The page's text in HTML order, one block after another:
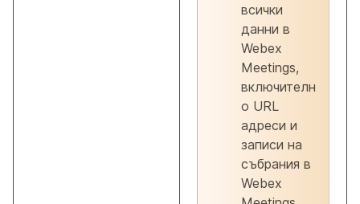
всички
данни в
Webex
Meetings,
включителн
о URL
адреси и
записи на
събрания в
Webex